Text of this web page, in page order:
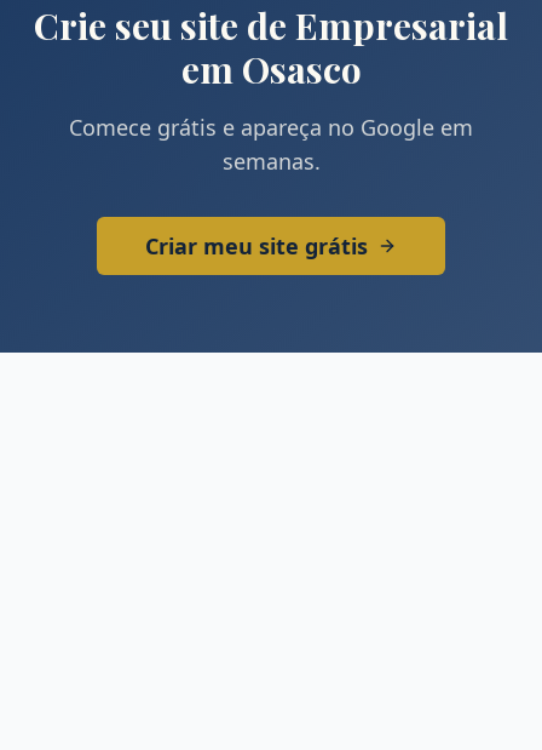
Crie seu site de Empresarial
em Osasco
Comece grátis e apareça no Google em
semanas.
Criar meu site grátis